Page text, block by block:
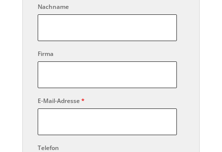
Nachname
Firma
E-Mail-Adresse*
Telefon